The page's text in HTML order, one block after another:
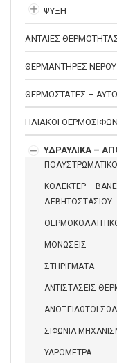
ΨΥΞΗ
ΑΝΤΛΙΕΣ
ΘΕΡΜΑΝΤΗΡΕΣ ΝΕΡΟΥ
ΘΕΡΜΟΣΤΑΤΕΣ –
ΗΛΙΑΚΟΙ
ΥΔΡΑΥΛΙΚΑ –
ΚΟΛΕΚΤΕΡ –
ΛΕΒΗΤΟΣΤΑΣΙΟΥ
ΜΟΝΩΣΕΙΣ
ΣΤΗΡΙΓΜΑΤΑ
ΑΝΤΙΣΤΑΣΕΙΣ
ΑΝΟΞΕΙΔΩΤΟΙ
ΣΙΦΩΝΙΑ
ΥΔΡΟΜΕΤΡΑ